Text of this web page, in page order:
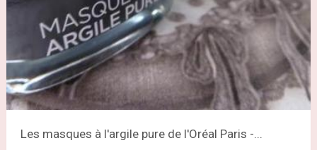
Les masques à l'argile pure de l'Oréal Paris -...